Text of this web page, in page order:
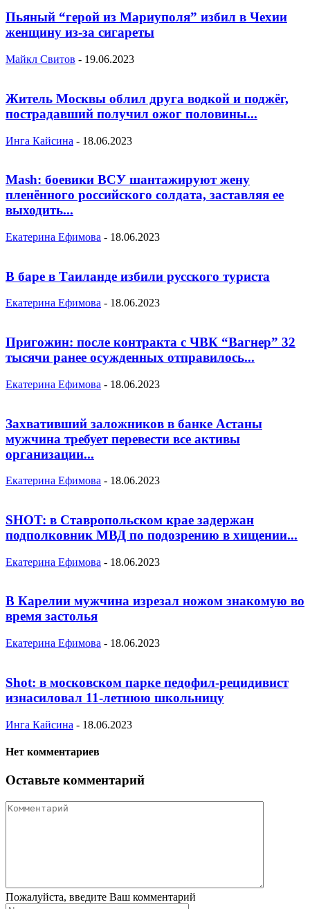
Пьяный “герой из Мариуполя” избил в Чехии
женщину из-за сигареты
Майкл Свитов - 19.06.2023
Житель Москвы облил друга водкой и поджёг,
пострадавший получил ожог половины...
Инга Кайсина - 18.06.2023
Mash: боевики ВСУ шантажируют жену
пленённого российского солдата, заставляя ее
выходить...
Екатерина Ефимова - 18.06.2023
В баре в Таиланде избили русского туриста
Екатерина Ефимова - 18.06.2023
Пригожин: после контракта с ЧВК “Вагнер” 32
тысячи ранее осужденных отправилось...
Екатерина Ефимова - 18.06.2023
Захвативший заложников в банке Астаны
мужчина требует перевести все активы
организации...
Екатерина Ефимова - 18.06.2023
SHOT: в Ставропольском крае задержан
подполковник МВД по подозрению в хищении...
Екатерина Ефимова - 18.06.2023
В Карелии мужчина изрезал ножом знакомую во
время застолья
Екатерина Ефимова - 18.06.2023
Shot: в московском парке педофил-рецидивист
изнасиловал 11-летнюю школьницу
Инга Кайсина - 18.06.2023
Нет комментариев
Оставьте комментарий
Пожалуйста, введите Ваш комментарий